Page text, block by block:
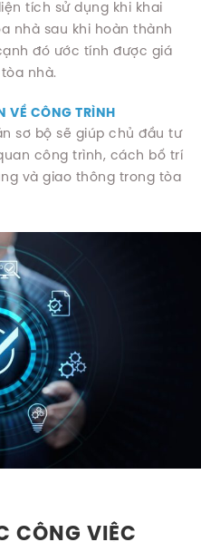
tích sử dụng khi khai
nhà sau khi hoàn thành
đó ước tính được giá
nhà.
VỀ CÔNG TRÌNH
sơ bộ sẽ giúp chủ đầu tư
công trình, cách bố trí
và giao thông trong tòa
CÔNG VIỆC